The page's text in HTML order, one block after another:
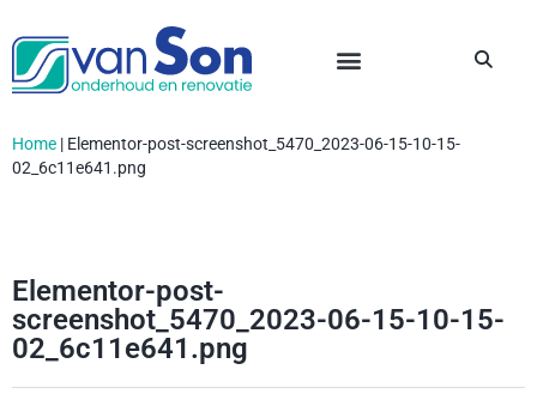
Home | Elementor-post-screenshot_5470_2023-06-15-10-15-
02_6c11e641.png
Elementor-post-
screenshot_5470_2023-06-15-10-15-
02_6c11e641.png